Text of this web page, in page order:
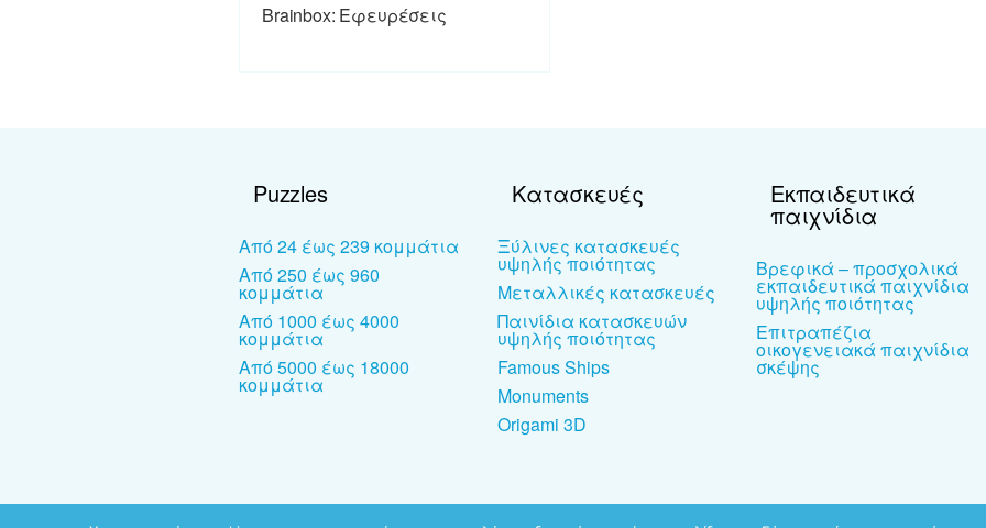
Brainbox: Εφευρέσεις
Puzzles
Από 24 έως 239 κομμάτια
Από 250 έως 960
κομμάτια
Από 1000 έως 4000
κομμάτια
Από 5000 έως 18000
κομμάτια
Κατασκευές
Ξύλινες κατασκευές
υψηλής ποιότητας
Μεταλλικές κατασκευές
Παινίδια κατασκευών
υψηλής ποιότητας
Famous Ships
Monuments
Origami 3D
Εκπαιδευτικά
παιχνίδια
Βρεφικά – προσχολικά
εκπαιδευτικά παιχνίδια
υψηλής ποιότητας
Επιτραπέζια
οικογενειακά παιχνίδια
σκέψης